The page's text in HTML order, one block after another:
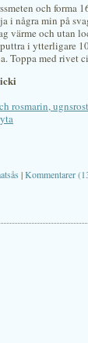
och forma
i några min på
värme och utan
i ytterligare
Toppa med rivet
rosmarin,
|Kommentarer